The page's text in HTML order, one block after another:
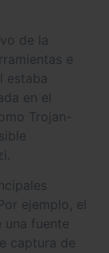
de la
e
estaba
en el
Trojan-
ejemplo, el
fuente
captura de